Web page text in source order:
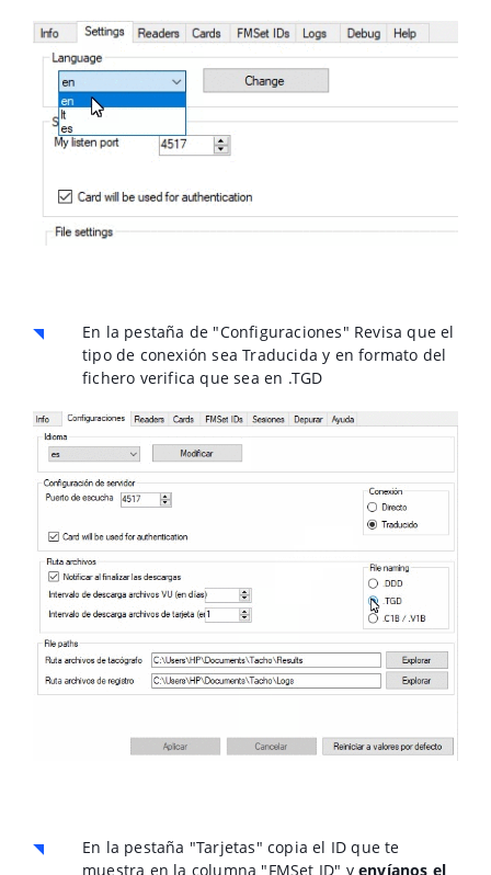
En la pestaña de "Configuraciones" Revisa que el
tipo de conexión sea Traducida y en formato del
fichero verifica que sea en .TGD
En la pestaña "Tarjetas" copia el ID que te
muestra en la columna "FMSet ID" y envíanos el